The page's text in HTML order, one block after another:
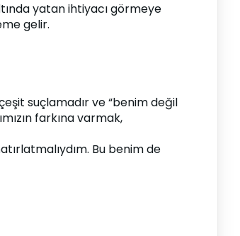
yatan ihtiyacı görmeye
gelir.
suçlamadır ve “benim değil
farkına varmak,
Bu benim de